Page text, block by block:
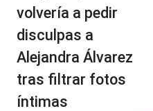
volvería a pedir
disculpas a
Alejandra Álvarez
tras filtrar fotos
íntimas